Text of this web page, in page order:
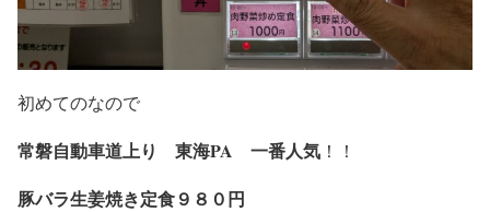
初めてのなので
常磐自動車道上り 東海PA 一番人気 ！！
豚バラ生姜焼き定食９８０円